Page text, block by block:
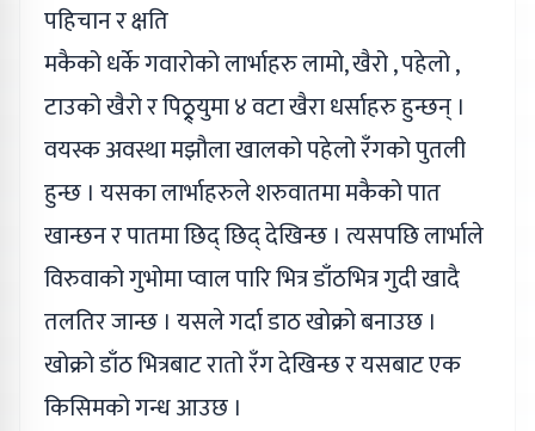
पहिचान र क्षति
मकैको धर्के गवारोको लार्भाहरु लामो, खैरो , पहेलो ,
टाउको खैरो र पिठ्र्र्र्र्युमा ४ वटा खैरा धर्साहरु हुन्छन् ।
वयस्क अवस्था मझौला खालको पहेलो रँगको पुतली
हुन्छ । यसका लार्भाहरुले शरुवातमा मकैको पात
खान्छन र पातमा छिद् छिद् देखिन्छ । त्यसपछि लार्भाले
विरुवाको गुभोमा प्वाल पारि भित्र डाँठभित्र गुदी खादै
तलतिर जान्छ । यसले गर्दा डाठ खोक्रो बनाउछ ।
खोक्रो डाँठ भित्रबाट रातो रँग देखिन्छ र यसबाट एक
किसिमको गन्ध आउछ ।